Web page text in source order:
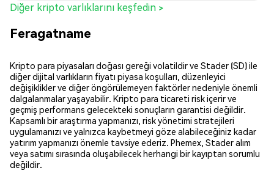
Diğer kripto varlıklarını keşfedin >
Feragatname
Kripto para piyasaları doğası gereği volatildir ve Stader (SD) ile
diğer dijital varlıkların fiyatı piyasa koşulları, düzenleyici
değişiklikler ve diğer öngörülemeyen faktörler nedeniyle önemli
dalgalanmalar yaşayabilir. Kripto para ticareti risk içerir ve
geçmiş performans gelecekteki sonuçların garantisi değildir.
Kapsamlı bir araştırma yapmanızı, risk yönetimi stratejileri
uygulamanızı ve yalnızca kaybetmeyi göze alabileceğiniz kadar
yatırım yapmanızı önemle tavsiye ederiz. Phemex, Stader alım
veya satımı sırasında oluşabilecek herhangi bir kayıptan sorumlu
değildir.